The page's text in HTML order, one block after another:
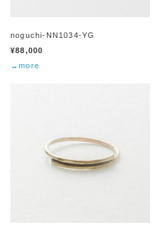
noguchi-NN1034-YG
¥88,000
→more